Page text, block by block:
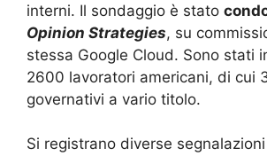
interni. Il sondaggio è stato
Opinion Strategies, su
stessa Google Cloud. Sono stati
2600 lavoratori americani, di cui
governativi a vario titolo.
Si registrano diverse